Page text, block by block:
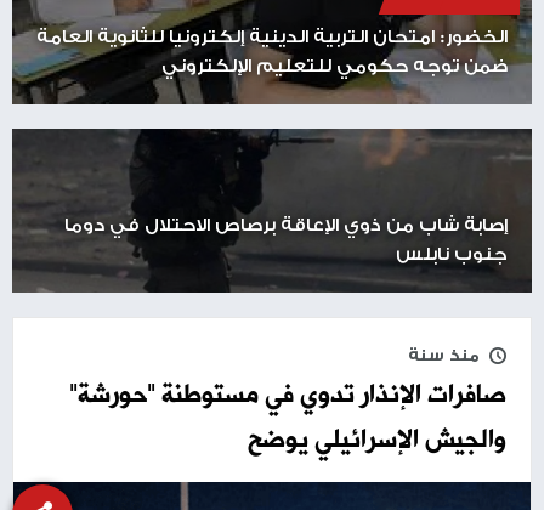
الخضور: امتحان التربية الدينية إلكترونيا للثانوية العامة
ضمن توجه حكومي للتعليم الإلكتروني
إصابة شاب من ذوي الإعاقة برصاص الاحتلال في دوما
جنوب نابلس
منذ سنة
صافرات الإنذار تدوي في مستوطنة "حورشة"
والجيش الإسرائيلي يوضح